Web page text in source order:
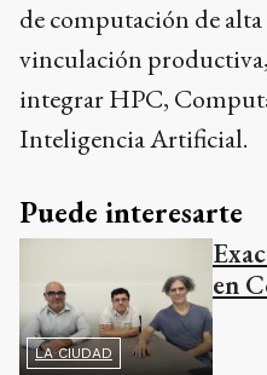
de computación de
vinculación
integrar HPC,
Inteligencia Artificial.
Puede interesarte
LA CIUDAD
en